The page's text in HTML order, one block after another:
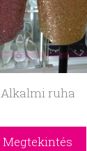
Alkalmi ruha
Megtekintés